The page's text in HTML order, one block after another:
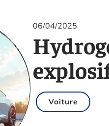
06/04/2025
Voiture